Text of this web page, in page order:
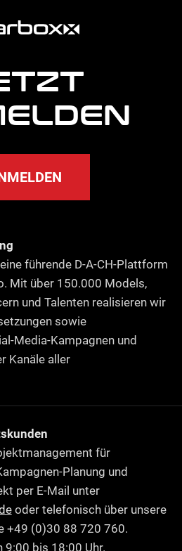
führende D-A-CH-Plattform
Mit über 150.000 Models,
und Talenten realisieren wir
sowie
Media-Kampagnen und
Kanäle aller
für
Planung und
per E-Mail unter
oder telefonisch über unsere
+49 (0)30 88 720 760.
9:00 bis 18:00 Uhr.